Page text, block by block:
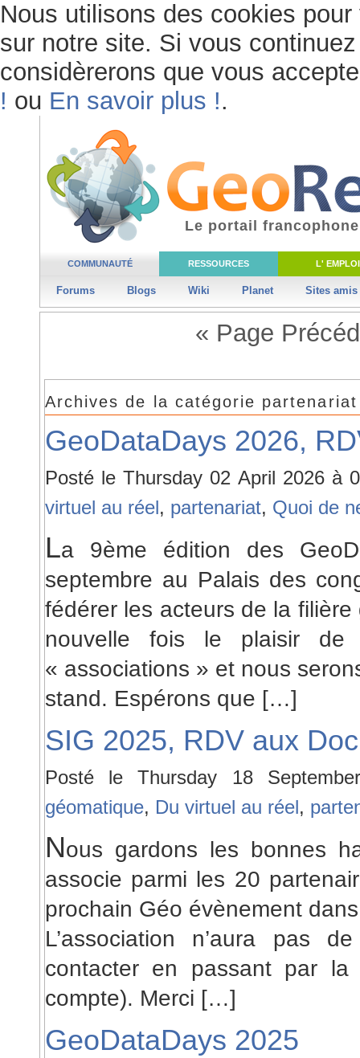
Nous utilisons des cookies
sur notre site. Si vous
considèrerons que vous
! ou En savoir plus !.
COMMUNAUTÉ RESSOURCES L' EMPLOI
Forums Blogs Wiki Planet Sites amis
Le portail
« Page
Archives de la catégorie partenariat
GeoDataDays 2026,
Posté le Thursday 02 April 2026 à
virtuel au réel, partenariat, Quoi de
La 9ème édition des
septembre au Palais des
fédérer les acteurs de la
nouvelle fois le plaisir de
« associations » et nous
stand. Espérons que […]
SIG 2025, RDV aux
Posté le Thursday 18
géomatique, Du virtuel au réel ,
Nous gardons les bonnes
associe parmi les 20
prochain Géo évènement
L’association n’aura pas
contacter en passant par
compte). Merci […]
GeoDataDays 2025